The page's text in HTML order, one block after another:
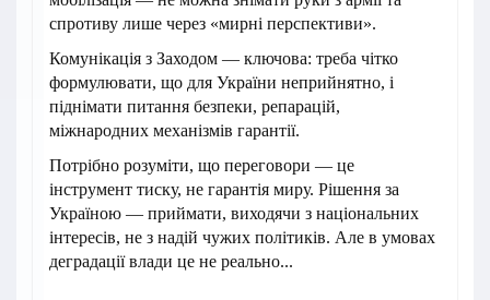
спротиву лише через «мирні перспективи».
Комунікація з Заходом — ключова: треба чітко
формулювати, що для України неприйнятно, і
піднімати питання безпеки, репарацій,
міжнародних механізмів гарантії.
Потрібно розуміти, що переговори — це
інструмент тиску, не гарантія миру. Рішення за
Україною — приймати, виходячи з національних
інтересів, не з надій чужих політиків. Але в умовах
деградації влади це не реально...